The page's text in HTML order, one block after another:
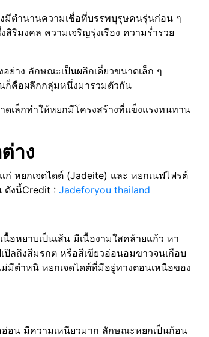
ตำนานความเชื่อที่บรรพบุรุษคนรุ่นก่อน ๆ
มงคล ความเจริญรุ่งเรือง ความร่ำรวย
ย่าง ลักษณะเป็นผลึกเดี่ยวขนาดเล็ก ๆ
ก็คือผลึกกลุ่มหนึ่งมารวมตัวกัน
เล็กทำให้หยกมีโครงสร้างที่แข็งแรงทนทาน
าง
หยกเจดไดต์ (Jadeite) และ หยกเนฟไฟรต์
งนี้Credit : Jadeforyou thailand
อหยาบเป็นเส้น มีเนื้องามใสคล้ายแก้ว หา
ลถึงสีมรกต หรือสีเขียวอ่อนอมขาวจนเกือบ
มีตำหนิ หยกเจดไดต์ที่มีอยู่ทางตอนเหนือของ
อ่อน มีความเหนียวมาก ลักษณะหยกเป็นก้อน